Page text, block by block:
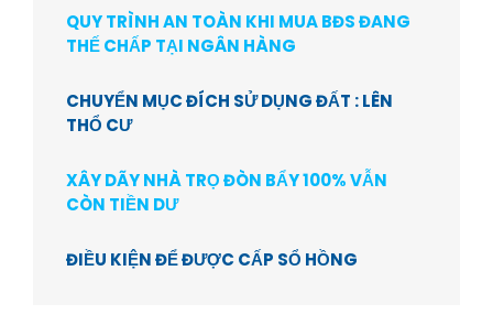
QUY TRÌNH AN TOÀN KHI MUA BĐS ĐANG
THẾ CHẤP TẠI NGÂN HÀNG
CHUYỂN MỤC ĐÍCH SỬ DỤNG ĐẤT : LÊN
THỔ CƯ
XÂY DÃY NHÀ TRỌ ĐÒN BẨY 100% VẪN
CÒN TIỀN DƯ
ĐIỀU KIỆN ĐỂ ĐƯỢC CẤP SỔ HỒNG